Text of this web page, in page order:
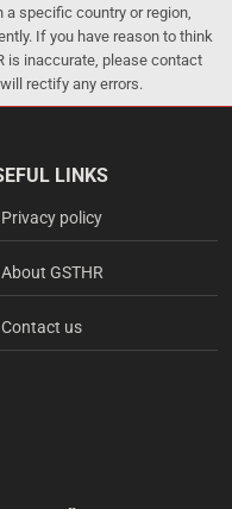
specific country or region,
If you have reason to think
is inaccurate, please contact
rectify any errors.
LINKS
Privacy policy
About GSTHR
Contact us